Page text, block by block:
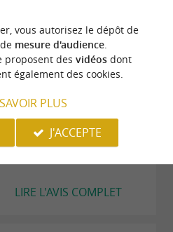
prix
Sébastien H le 05/08/2026
acceuillis. La cuisine est
LIRE L'AVIS COMPLET
vous autorisez le dépôt de
mesure d'audience.
proposent des vidéosdont
également des cookies.
PLUS
J'ACCEPTE